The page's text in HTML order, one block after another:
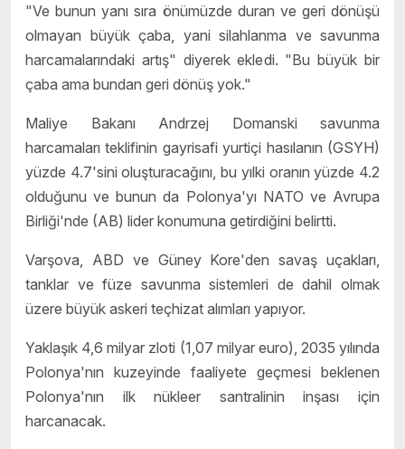
"Ve bunun yanı sıra önümüzde duran ve geri dönüşü
olmayan büyük çaba, yani silahlanma ve savunma
harcamalarındaki artış" diyerek ekledi. "Bu büyük bir
çaba ama bundan geri dönüş yok."
Maliye Bakanı Andrzej Domanski savunma
harcamaları teklifinin gayrisafi yurtiçi hasılanın (GSYH)
yüzde 4.7'sini oluşturacağını, bu yılki oranın yüzde 4.2
olduğunu ve bunun da Polonya'yı NATO ve Avrupa
Birliği'nde (AB) lider konumuna getirdiğini belirtti.
Varşova, ABD ve Güney Kore'den savaş uçakları,
tanklar ve füze savunma sistemleri de dahil olmak
üzere büyük askeri teçhizat alımları yapıyor.
Yaklaşık 4,6 milyar zloti (1,07 milyar euro), 2035 yılında
Polonya'nın kuzeyinde faaliyete geçmesi beklenen
Polonya'nın ilk nükleer santralinin inşası için
harcanacak.